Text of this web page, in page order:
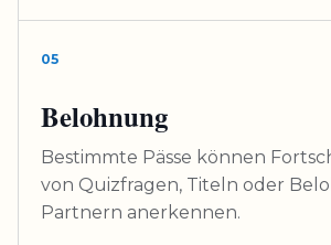
05
Belohnung
Bestimmte Pässe können
von Quizfragen, Titeln oder
Partnern anerkennen.